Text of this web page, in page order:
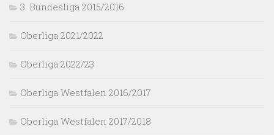
3. Bundesliga 2015/2016
Oberliga 2021/2022
Oberliga 2022/23
Oberliga Westfalen 2016/2017
Oberliga Westfalen 2017/2018